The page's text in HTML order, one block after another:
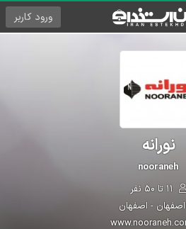
ورود کاربر
نورانه
nooraneh
اصفهان - اصفهان